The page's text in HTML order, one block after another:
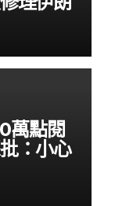
萬點閱
：小心